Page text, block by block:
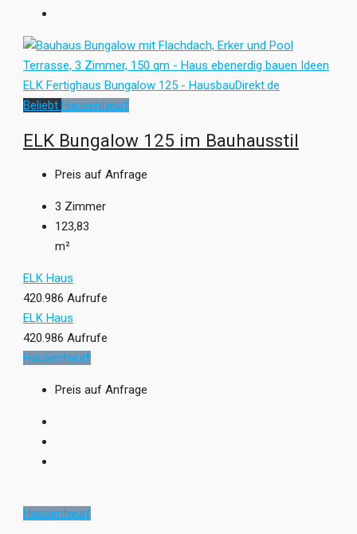
Beliebt Hausentwurf
ELK Bungalow 125 im Bauhausstil
Preis auf Anfrage
3 Zimmer
123,83
m²
ELK Haus
420.986 Aufrufe
ELK Haus
420.986 Aufrufe
Hausentwurf
Preis auf Anfrage
Hausentwurf